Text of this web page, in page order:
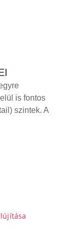
is fontos
szintek. A